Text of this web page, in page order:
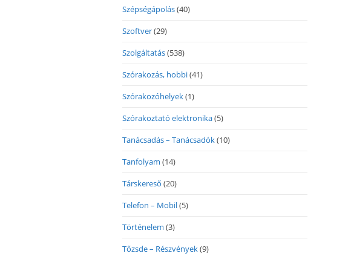
Szépségápolás(40)
Szoftver(29)
Szolgáltatás(538)
Szórakozás, hobbi(41)
Szórakozóhelyek(1)
Szórakoztató elektronika(5)
Tanácsadás – Tanácsadók(10)
Tanfolyam (14)
Társkereső (20)
Telefon – Mobil(5)
Történelem (3)
Tőzsde – Részvények(9)